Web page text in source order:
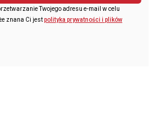
Twojego adresu e-mail w celu
znana Ci jestpolityka prywatności i plików